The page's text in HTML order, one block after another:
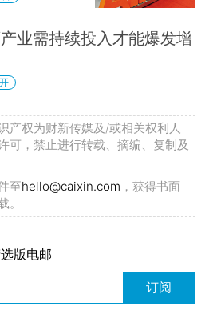
业需持续投入才能爆发增
产权为财新传媒及/或相关权利人
可，禁止进行转载、摘编、复制及
至hello@caixin.com ，获得书面
。
版电邮
订阅